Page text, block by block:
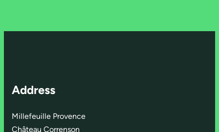
Address
Millefeuille Provence
Château Correnson